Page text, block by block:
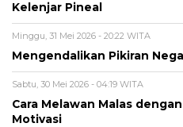
Kelenjar Pineal
Minggu, 31 Mei 2026 - 20:22 WITA
Mengendalikan Pikiran
Sabtu, 30 Mei 2026 - 04:19 WITA
Cara Melawan Malas
Motivasi